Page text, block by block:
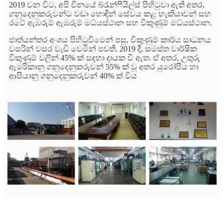
2019 වන විට, අපි චීනයේ බ්රැන්ෆියිල්ස් පිහිටුවා ඇති අතර,
ගනුදෙනුකරුවන්ට වඩා හොඳින් සේවය කළ හැකියාවන් සහ
රටේ ඇඹරුම් ඇඹරුම් මධ්යස්ථාන සහ විකුණුම් මධ්යස්ථාන.
ජාත්යන්තර අංශය පිහිටුවීමෙන් පසු, විකුණුම් කාර්ය සාධනය
වසරින් වසර වැඩි වෙමින් පවතී. 2019 දී, සමස්ත වාර්ෂික
විකුණුම් වලින් 45% ක් සඳහා දායක වී ඇත. ඒ අතර, උතුරු
ඇමරිකානු ගනුදෙනුකරුවන් 55% ක් වූ අතර යුරෝපීය හා
ආසියානු ගනුදෙනුකරුවන් 40% ක් විය